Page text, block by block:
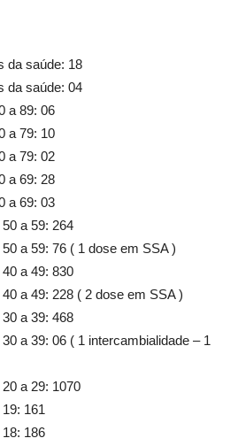
da saúde: 18
da saúde: 04
a 89: 06
a 79: 10
a 79: 02
a 69: 28
a 69: 03
a 59: 264
a 59: 76 ( 1 dose em SSA )
a 49: 830
a 49: 228 ( 2 dose em SSA )
a 39: 468
a 39: 06 ( 1 intercambialidade – 1
a 29: 1070
161
186